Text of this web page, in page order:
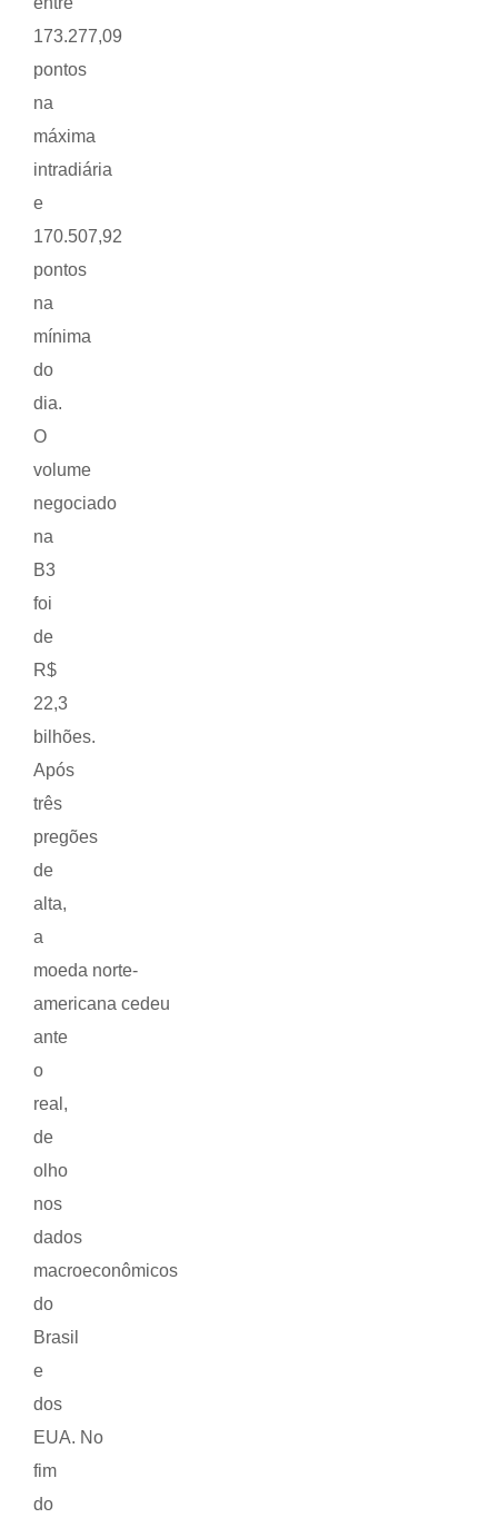
173.277,09
pontos
na
máxima
intradiária
e
170.507,92
pontos
na
mínima
do
dia.
O
volume
negociado
na
B3
foi
de
R$
22,3
bilhões.
Após
três
pregões
de
alta,
a
moeda norte-
americana cedeu
ante
o
real,
de
olho
nos
dados
macroeconômicos
do
Brasil
e
dos
EUA. No
fim
do